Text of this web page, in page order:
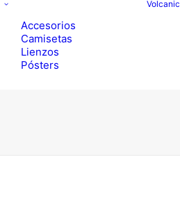
Accesorios
Camisetas
Lienzos
Pósters